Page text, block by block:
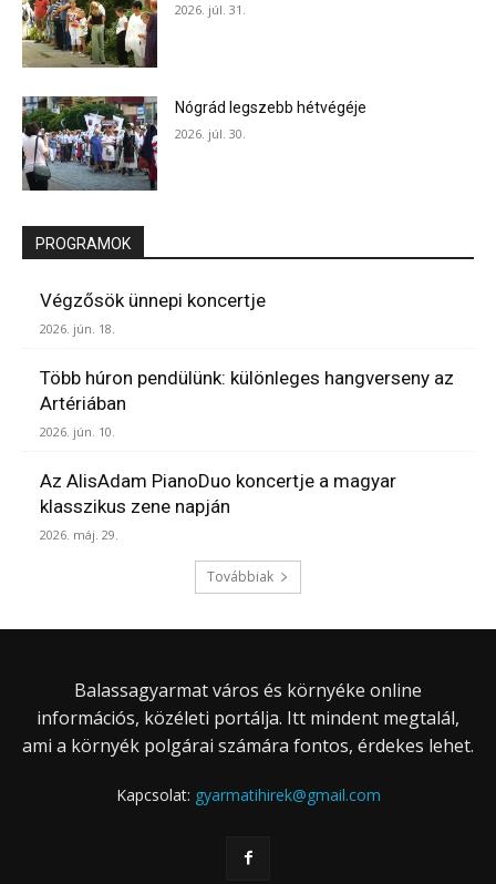
2026. júl. 31.
Nógrád legszebb hétvégéje
2026. júl. 30.
PROGRAMOK
Végzősök ünnepi koncertje
2026. jún. 18.
Több húron pendülünk: különleges hangverseny az
Artériában
2026. jún. 10.
Az AlisAdam PianoDuo koncertje a magyar
klasszikus zene napján
2026. máj. 29.
Továbbiak
Balassagyarmat város és környéke online
információs, közéleti portálja. Itt mindent megtalál,
ami a környék polgárai számára fontos, érdekes lehet.
Kapcsolat: gyarmatihirek@gmail.com